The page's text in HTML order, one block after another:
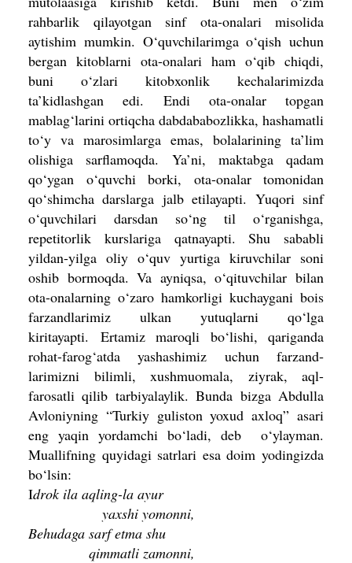
rahbarlik qilayotgan sinf ota-onalari misolida
aytishim mumkin. O‘quvchilarimga o‘qish uchun
bergan kitoblarni ota-onalari ham o‘qib chiqdi,
buni o‘zlari kitobxonlik kechalarimizda
ta’kidlashgan edi. Endi ota-onalar topgan
mablag‘larini ortiqcha dabdababozlikka, hashamatli
to‘y va marosimlarga emas, bolalarining ta’lim
olishiga sarflamoqda. Ya’ni, maktabga qadam
qo‘ygan o‘quvchi borki, ota-onalar tomonidan
qo‘shimcha darslarga jalb etilayapti. Yuqori sinf
o‘quvchilari darsdan so‘ng til o‘rganishga,
repetitorlik kurslari­ga qatnayapti. Shu sababli
yildan-yilga oliy o‘quv yurtiga kiruvchilar soni
oshib bormoqda. Va ayniqsa, o‘qituvchilar bilan
ota-onalarning o‘zaro hamkorligi kuchaygani bois
farzandlarimiz ulkan yutuqlarni qo‘lga
kiritayapti. Ertamiz maroqli bo‘lishi, qariganda
rohat-farog‘atda yashashimiz uchun farzand­
larimizni bilimli, xushmuomala, ziyrak, aql-
farosatli qilib tarbiyalaylik. Bunda bizga Abdulla
Avloniyning “Turkiy guliston yoxud axloq” asari
eng yaqin yordamchi bo‘ladi, deb o‘ylayman.
Muallifning quyidagi satrlari esa doim yodingizda
bo‘lsin:
Idrok ila aqling-la ayur
yaxshi yomonni,
Behudaga sarf etma shu
qimmatli zamonni,